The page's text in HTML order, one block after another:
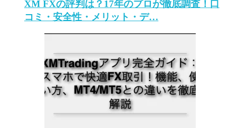
XM FXの評判は？17年のプロが徹底調査！口
コミ・安全性・メリット・デ…